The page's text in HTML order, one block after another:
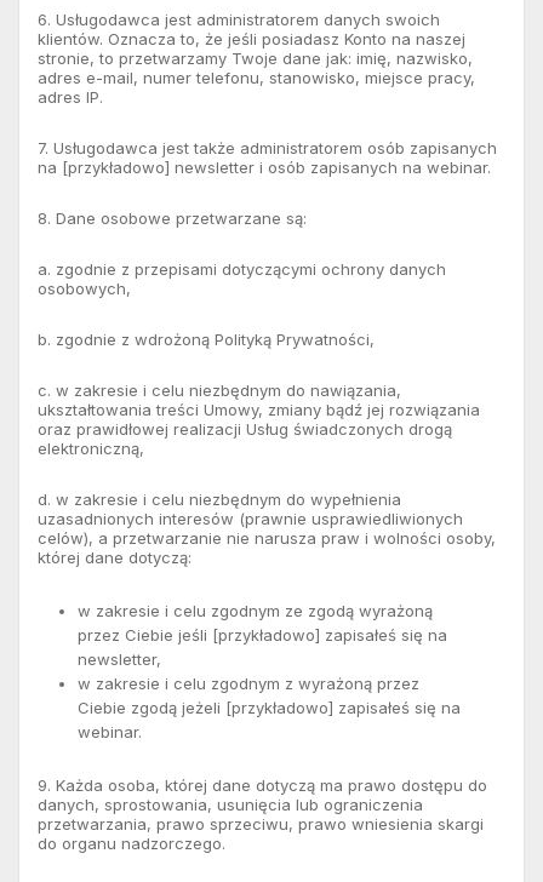
6. Usługodawca jest administratorem danych swoich
klientów. Oznacza to, że jeśli posiadasz Konto na naszej
stronie, to przetwarzamy Twoje dane jak: imię, nazwisko,
adres e-mail, numer telefonu, stanowisko, miejsce pracy,
adres IP.
7. Usługodawca jest także administratorem osób zapisanych
na [przykładowo] newsletter i osób zapisanych na webinar.
8. Dane osobowe przetwarzane są:
a. zgodnie z przepisami dotyczącymi ochrony danych
osobowych,
b. zgodnie z wdrożoną Polityką Prywatności,
c. w zakresie i celu niezbędnym do nawiązania,
ukształtowania treści Umowy, zmiany bądź jej rozwiązania
oraz prawidłowej realizacji Usług świadczonych drogą
elektroniczną,
d. w zakresie i celu niezbędnym do wypełnienia
uzasadnionych interesów (prawnie usprawiedliwionych
celów), a przetwarzanie nie narusza praw i wolności osoby,
której dane dotyczą:
w zakresie i celu zgodnym ze zgodą wyrażoną
przez Ciebie jeśli [przykładowo] zapisałeś się na
newsletter,
w zakresie i celu zgodnym z wyrażoną przez
Ciebie zgodą jeżeli [przykładowo] zapisałeś się na
webinar.
9. Każda osoba, której dane dotyczą ma prawo dostępu do
danych, sprostowania, usunięcia lub ograniczenia
przetwarzania, prawo sprzeciwu, prawo wniesienia skargi
do organu nadzorczego.